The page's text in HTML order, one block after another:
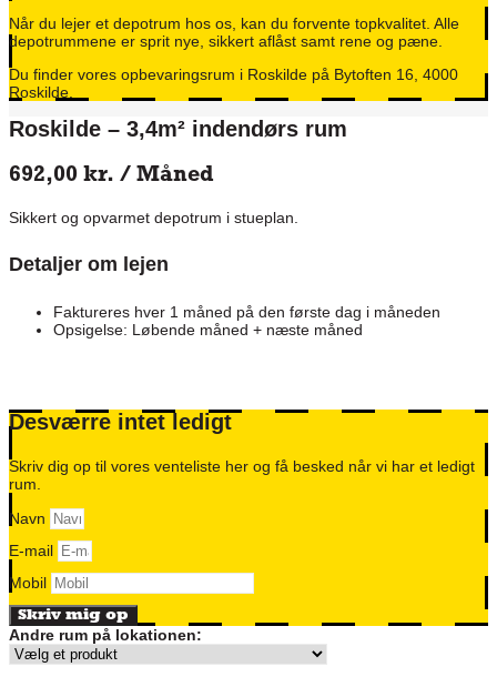
Når du lejer et depotrum hos os, kan du forvente topkvalitet. Alle
depotrummene er sprit nye, sikkert aflåst samt rene og pæne.
Du finder vores opbevaringsrum i Roskilde på Bytoften 16, 4000
Roskilde.
Roskilde – 3,4m² indendørs rum
692,00 kr. / Måned
Sikkert og opvarmet depotrum i stueplan.
Detaljer om lejen
Faktureres hver 1 måned på den første dag i måneden
Opsigelse: Løbende måned + næste måned
Desværre intet ledigt
Skriv dig op til vores venteliste her og få besked når vi har et ledigt
rum.
Navn
E-mail
Mobil
Skriv mig op
Andre rum på lokationen: